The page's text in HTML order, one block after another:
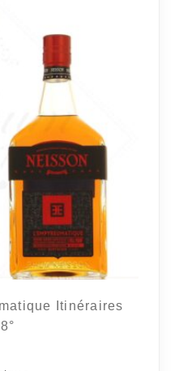
Itinéraires